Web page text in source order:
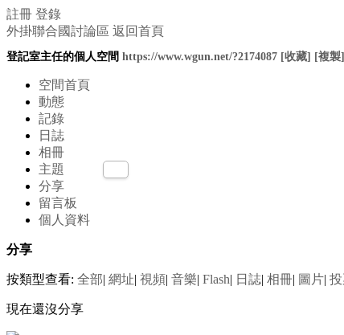
註冊 登錄
外掛聯合國討論區 返回首頁
登記室主任的個人空間 https://www.wgun.net/?2174087 [收藏] [複製]
空間首頁
動態
記錄
日誌
相冊
主題
分享
留言板
個人資料
分享
按類型查看: 全部| 網址| 視頻| 音樂| Flash| 日誌| 相冊| 圖片|
現在還沒分享